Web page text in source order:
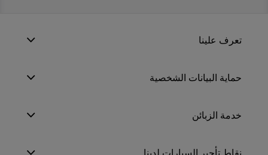
تعرف علينا
حماية البيانات الشخصية
خدمة الزبائن